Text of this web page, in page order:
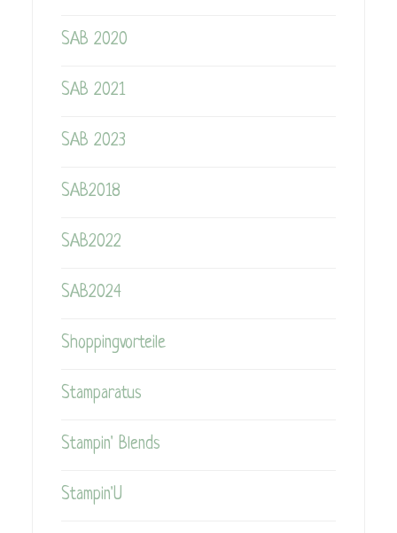
SAB 2020
SAB 2021
SAB 2023
SAB2018
SAB2022
SAB2024
Shoppingvorteile
Stamparatus
Stampin' Blends
Stampin'U